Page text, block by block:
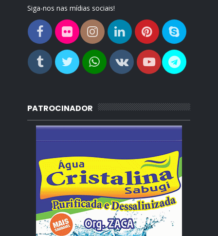
Siga-nos nas mídias sociais!
PATROCINADOR